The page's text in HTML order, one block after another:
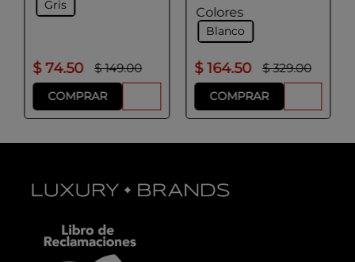
Gris
$ 74.50 $ 149.00
COMPRAR
Colores
Blanco
$ 164.50 $ 329.00
COMPRAR